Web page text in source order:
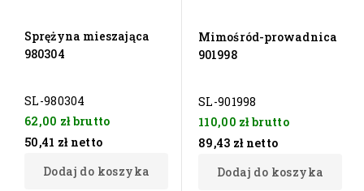
Sprężyna mieszająca
980304
SL-980304
62,00 złbrutto
50,41 zł netto
Dodaj do koszyka
Mimośród-prowadnica
901998
SL-901998
110,00 złbrutto
89,43 zł netto
Dodaj do koszyka